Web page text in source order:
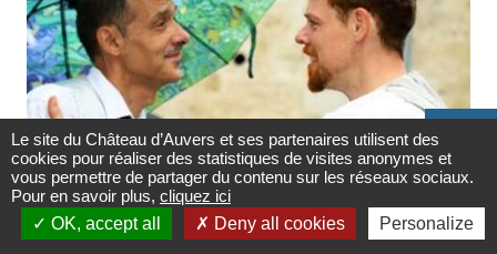
Contact

Newsletter
VISITE COMMENTÉE
Le site du Château d’Auvers et ses partenaires utilisent des
cookies pour réaliser des statistiques de visites anonymes et
vous permettre de partager du contenu sur les réseaux sociaux.
Pour en savoir plus, cliquez ici
OK, accept all
Deny all cookies Personalize